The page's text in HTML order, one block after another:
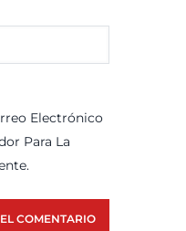
Electrónico
Para La